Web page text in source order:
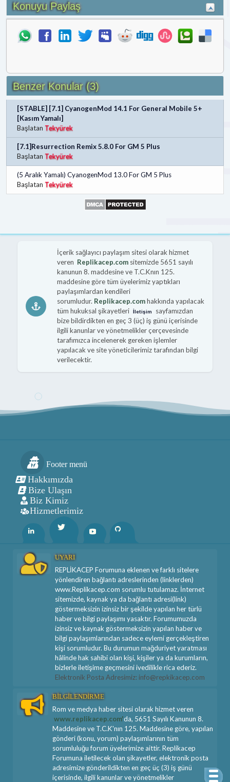
Konuyu Paylaş
Benzer Konular (3)
[STABLE] [7.1] CyanogenMod 14.1 For General Mobile 5+
[Kasım Yamalı]
Başlatan Tekyürek
[7.1]Resurrection Remix 5.8.0 For GM 5 Plus
Başlatan Tekyürek
(5 Aralık Yamalı) CyanogenMod 13.0 For GM 5 Plus
Başlatan Tekyürek
İçerik sağlayıcı paylaşım sitesi olarak hizmet
veren Replikacep.comsitemizde 5651 sayılı
kanunun 8. maddesine ve T.C.Knın 125.
maddesine göre tüm üyelerimiz yaptıkları
paylaşımlardan kendileri
sorumludur. Replikacep.comhakkında yapılacak
tüm hukuksal şikayetleri İletişim
sayfamızdan
bize bildirdikten en geç 3 (üç) iş günü içerisinde
ilgili kanunlar ve yönetmelikler çerçevesinde
tarafımızca incelenerek gereken işlemler
yapılacak ve site yöneticilerimiz tarafından bilgi
verilecektir.
Footer menü
Hakkımızda
Bize Ulaşın
Biz Kimiz
Hizmetlerimiz
Linkedin Twitter Youtube Github
UYARI
REPLİKACEP Forumuna eklenen ve farklı sitelere
yönlendiren bağlantı adreslerinden (linklerden)
www.Replikacep.com sorumlu tutulamaz. İnternet
sitemizde, kaynak ya da bağlantı adresi(link)
göstermeksizin izinsiz bir şekilde yapılan her türlü
haber ve bilgi paylaşımı yasaktır. Forumumuzda
izinsiz ve kaynak göstermeksizin yapılan haber ve
bilgi paylaşımlarından sadece eylemi gerçekleştiren
kişi sorumludur. Bu durumun mağduriyet yaratması
hâlinde hak sahibi olan kişi, kişiler ya da kurumların,
bizlerle iletişime geçmesini ivedilikle rica ederiz.
Elektronik Posta Adresimiz: info@repkikacep.com
BİLGİLENDİRME
Rom ve medya haber sitesi olarak hizmet veren
www.replikacep.com'da, 5651 Sayılı Kanunun 8.
Maddesine ve T.C.K'nın 125. Maddesine göre, yapılan
gönderi (konu, yorum) paylaşımlarının tüm
sorumluluğu forum üyelerimize aittir. Replikacep
Forumuna iletilecek olan şikayetler, elektronik posta
adresimize gönderildikten en geç üç (3) iş günü
içerisinde, ilgili kanunlar ve yönetmelikler